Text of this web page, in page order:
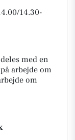
14.30-
med en
arbejde om
om